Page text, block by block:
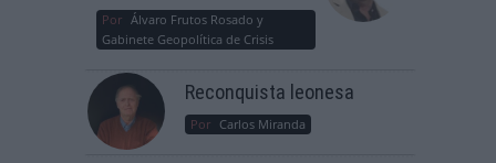
Por Álvaro Frutos Rosado y
Gabinete Geopolítica de Crisis
Reconquista leonesa
Por Carlos Miranda